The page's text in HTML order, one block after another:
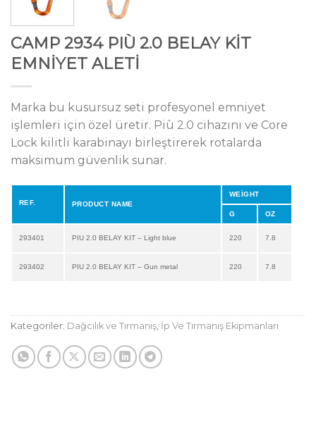
CAMP 2934 PIÙ 2.0 BELAY KİT
EMNİYET ALETİ
Marka bu kusursuz seti profesyonel emniyet
işlemleri için özel üretir. Più 2.0 cihazını ve Core
Lock kilitli karabinayı birleştirerek rotalarda
maksimum güvenlik sunar.
REF. PRODUCT NAME
WEİGHT
G OZ
293401 PIU 2.0 BELAY KIT – Light blue 220 7.8
293402 PIU 2.0 BELAY KIT – Gun metal 220 7.8
Kategoriler: Dağcılık ve Tırmanış İp Ve Tırmanış Ekipmanları